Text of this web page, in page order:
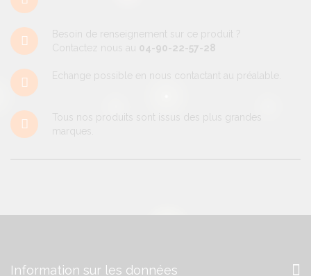
Besoin de renseignement sur ce produit ?
Contactez nous au 04-90-22-57-28
Echange possible en nous contactant au préalable.
Tous nos produits sont issus des plus grandes
marques.
Information sur les données